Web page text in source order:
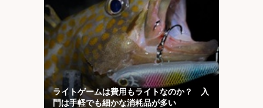
ライトゲームは費用もライトなのか？ 入
門は手軽でも細かな消耗品が多い